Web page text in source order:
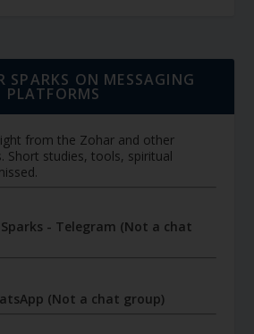
SPARKS ON MESSAGING
PLATFORMS
from the Zohar and other
Short studies, tools, spiritual
- Telegram (Not a chat
(Not a chat group)